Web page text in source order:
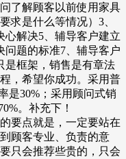
了解顾客以前使用家具
求是什么等情况）3、
心解决5、辅导客户建立
问题的标准7、辅导客户
是框架，销售是有章法
，希望你成功。采用普
是30%；采用顾问式销
。补充下！
要点就是，一定要站在
顾客专业、负责的意
只会推荐些贵的，只会